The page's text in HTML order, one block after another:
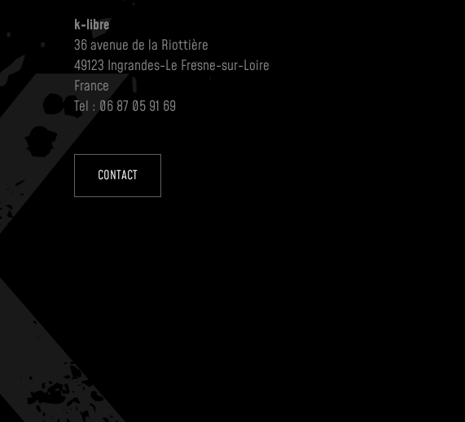
k-libre
36 avenue de la Riottière
49123 Ingrandes-Le Fresne-sur-Loire
France
Tel : 06 87 05 91 69
CONTACT